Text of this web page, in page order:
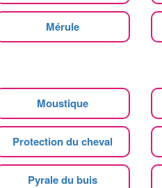
Mérule
Moustique
Protection du cheval
Pyrale du buis